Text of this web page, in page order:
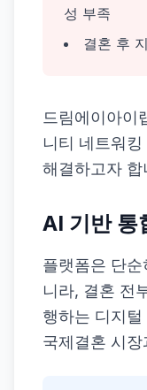
성 부족
결혼 후
드림에이아이
니티 네트워
해결하고자 합
AI 기반 통
플랫폼은 단
니라, 결혼 전
행하는 디지
국제결혼 시